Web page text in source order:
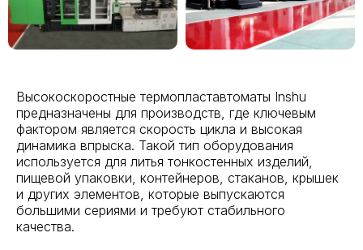
Высокоскоростные термопластавтоматы Inshu
предназначены для производств, где ключевым
фактором является скорость цикла и высокая
динамика впрыска. Такой тип оборудования
используется для литья тонкостенных изделий,
пищевой упаковки, контейнеров, стаканов, крышек
и других элементов, которые выпускаются
большими сериями и требуют стабильного
качества.